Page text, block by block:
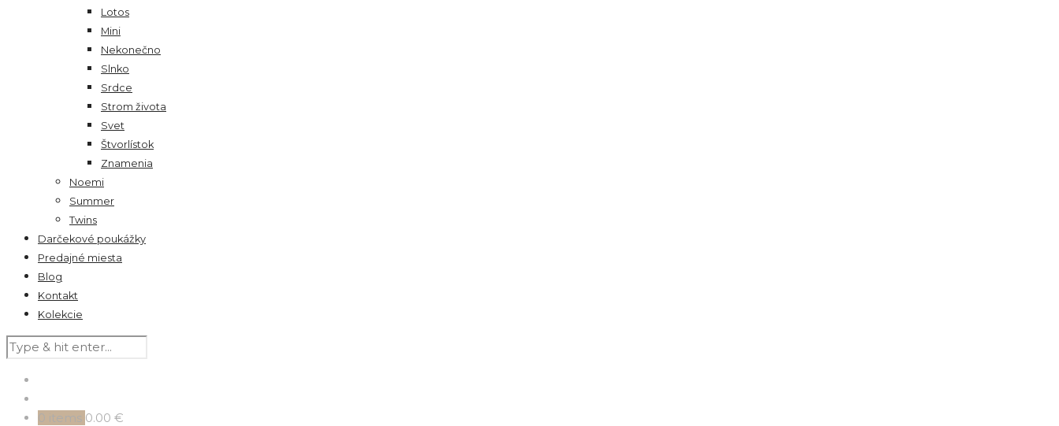
Lotos
Mini
Nekonečno
Slnko
Srdce
Strom života
Svet
Štvorlístok
Znamenia
Noemi
Summer
Twins
Darčekové poukážky
Predajné miesta
Blog
Kontakt
Kolekcie
0 items 0.00 €